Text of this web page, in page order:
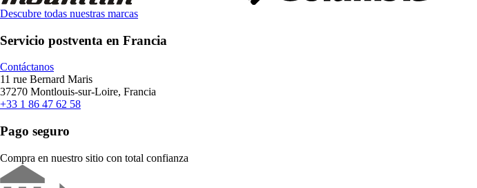
Descubre todas nuestras marcas
Servicio postventa en Francia
Contáctanos
11 rue Bernard Maris
37270 Montlouis-sur-Loire, Francia
+33 1 86 47 62 58
Pago seguro
Compra en nuestro sitio con total confianza